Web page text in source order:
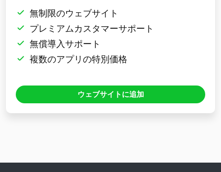
無制限のウェブサイト
プレミアムカスタマーサポート
無償導入サポート
複数のアプリの特別価格
ウェブサイトに追加